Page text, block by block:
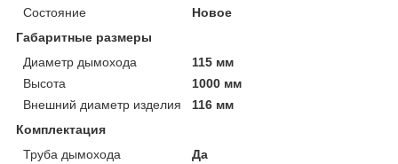
Состояние
Новое
Габаритные размеры
Диаметр дымохода
115 мм
Высота
1000 мм
Внешний диаметр изделия
116 мм
Комплектация
Труба дымохода
Да